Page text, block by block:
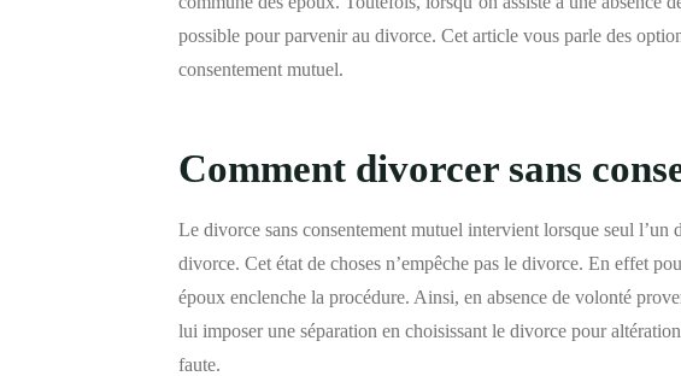
possible pour parvenir au divorce. Cet article vous parle des
consentement mutuel.
Comment divorcer sans
Le divorce sans consentement mutuel intervient lorsque seul l’un
divorce. Cet état de choses n’empêche pas le divorce. En effet
époux enclenche la procédure. Ainsi, en absence de volonté
lui imposer une séparation en choisissant le divorce pour
faute.